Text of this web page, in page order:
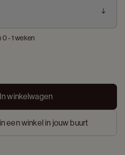
- 1 weken
In winkelwagen
een winkel in jouw buurt